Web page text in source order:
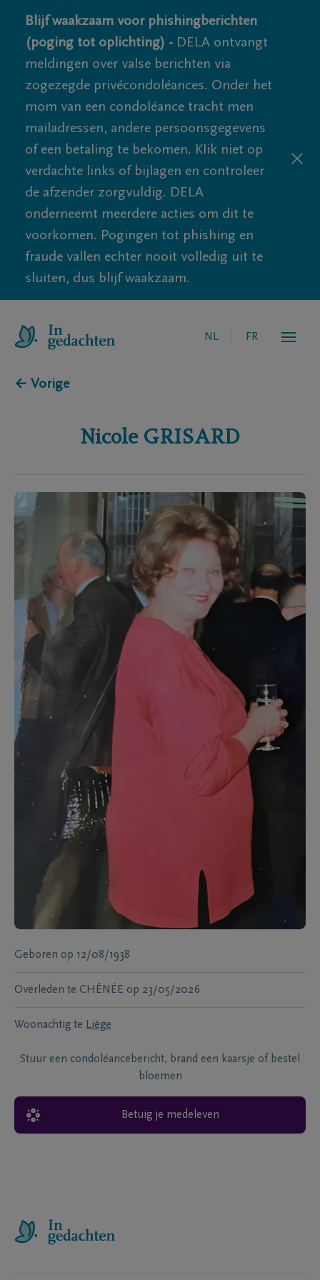
Blijf waakzaam voor phishingberichten
(poging tot oplichting) - DELA ontvangt
meldingen over valse berichten via
zogezegde privécondoléances. Onder het
mom van een condoléance tracht men
mailadressen, andere persoonsgegevens
of een betaling te bekomen. Klik niet op
verdachte links of bijlagen en controleer
de afzender zorgvuldig. DELA
onderneemt meerdere acties om dit te
voorkomen. Pogingen tot phishing en
fraude vallen echter nooit volledig uit te
sluiten, dus blijf waakzaam.
NL FR
← Vorige
Nicole GRISARD
Geboren op 12/08/1938
Overleden te CHÊNÉE op 23/05/2026
Woonachtig te Liège
Stuur een condoléancebericht, brand een kaarsje of bestel
bloemen
Betuig je medeleven